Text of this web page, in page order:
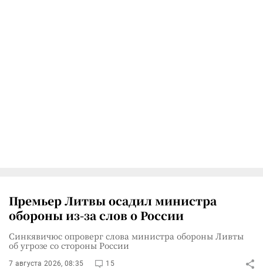
Премьер Литвы осадил министра
обороны из-за слов о России
Синкявичюс опроверг слова министра обороны Ливты
об угрозе со стороны России
7 августа 2026, 08:35 15